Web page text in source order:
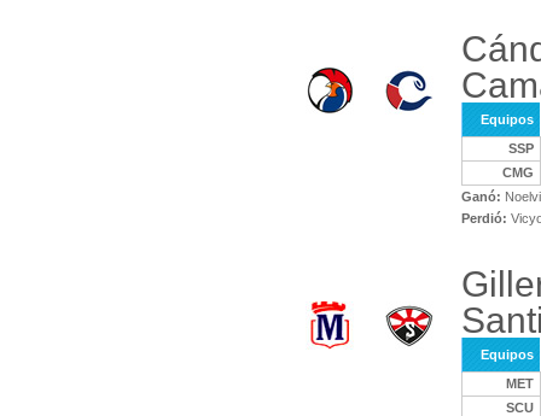
Equipos
SSP
CMG
Ganó:
Perdió:
Equipos
MET
SCU